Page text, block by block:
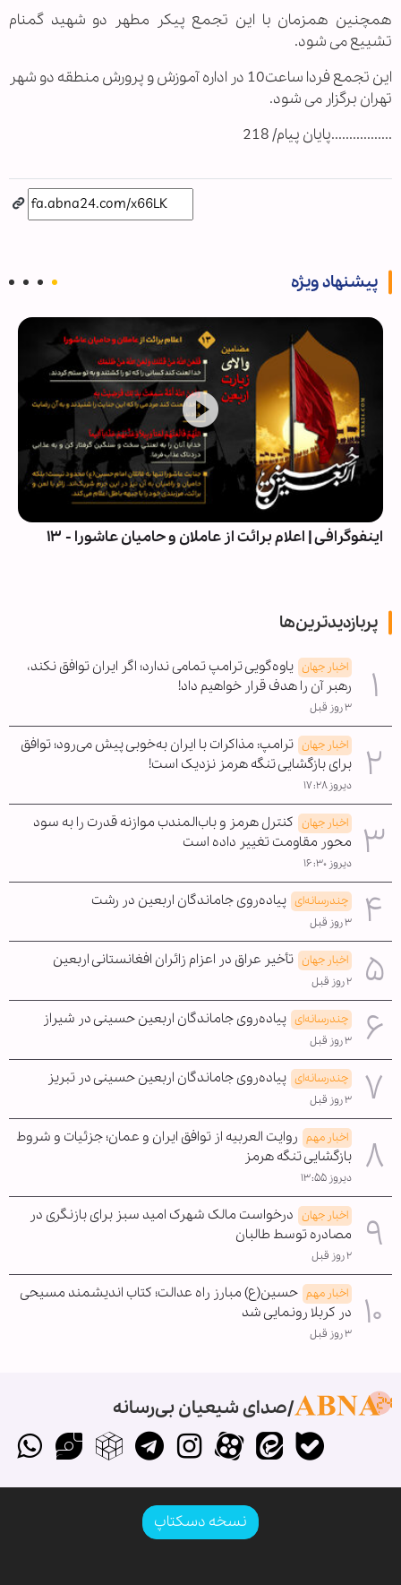
همچنین همزمان با این تجمع پیکر مطهر دو شهید گمنام
تشییع می شود.
این تجمع فردا ساعت10 در اداره آموزش و پرورش منطقه دو شهر
تهران برگزار می شود.
.................پایان پیام/ 218
پیشنهاد ویژه
اینفوگرافی | اعلام برائت از عاملان و حامیان عاشورا - ۱۳
پربازدیدترین‌ها
اخبار جهان یاوه‌گویی ترامپ تمامی ندارد؛ اگر ایران توافق نکند،
رهبر آن را هدف قرار خواهیم داد!
۳ روز قبل
اخبار جهان ترامپ: مذاکرات با ایران به‌خوبی پیش می‌رود؛ توافق
برای بازگشایی تنگه هرمز نزدیک است!
دیروز ۱۷:۲۸
اخبار جهان کنترل هرمز و باب‌المندب موازنه قدرت را به سود
محور مقاومت تغییر داده است
دیروز ۱۶:۳۰
چندرسانه‌ای پیاده‌روی جاماندگان اربعین در رشت
۳ روز قبل
اخبار جهان تأخیر عراق در اعزام زائران افغانستانی اربعین
۲ روز قبل
چندرسانه‌ای پیاده‌روی جاماندگان اربعین حسینی در شیراز
۳ روز قبل
چندرسانه‌ای پیاده‌روی جاماندگان اربعین حسینی در تبریز
۳ روز قبل
اخبار مهم روایت العربیه از توافق ایران و عمان؛ جزئیات و شروط
بازگشایی تنگه هرمز
دیروز ۱۳:۵۵
اخبار جهان درخواست مالک شهرک امید سبز برای بازنگری در
مصادره توسط طالبان
۲ روز قبل
اخبار مهم حسین(ع) مبارز راه عدالت؛ کتاب اندیشمند مسیحی
در کربلا رونمایی شد
۳ روز قبل
صدای شیعیان بی‌رسانه
نسخه دسکتاپ